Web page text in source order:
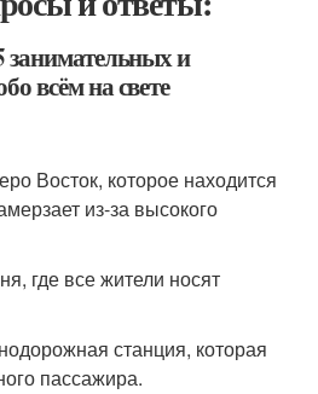
и
всём на свете
Восток, которое находится
из-за высокого
где все жители носят
станция, которая
пассажира.